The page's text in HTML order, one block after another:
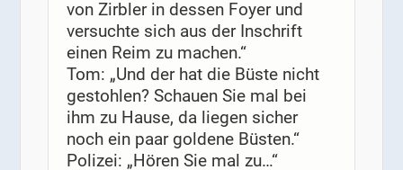
von Zirbler in dessen Foyer und
versuchte sich aus der Inschrift
einen Reim zu machen.“
Tom: „Und der hat die Büste nicht
gestohlen? Schauen Sie mal bei
ihm zu Hause, da liegen sicher
noch ein paar goldene Büsten.“
Polizei: „Hören Sie mal zu…“